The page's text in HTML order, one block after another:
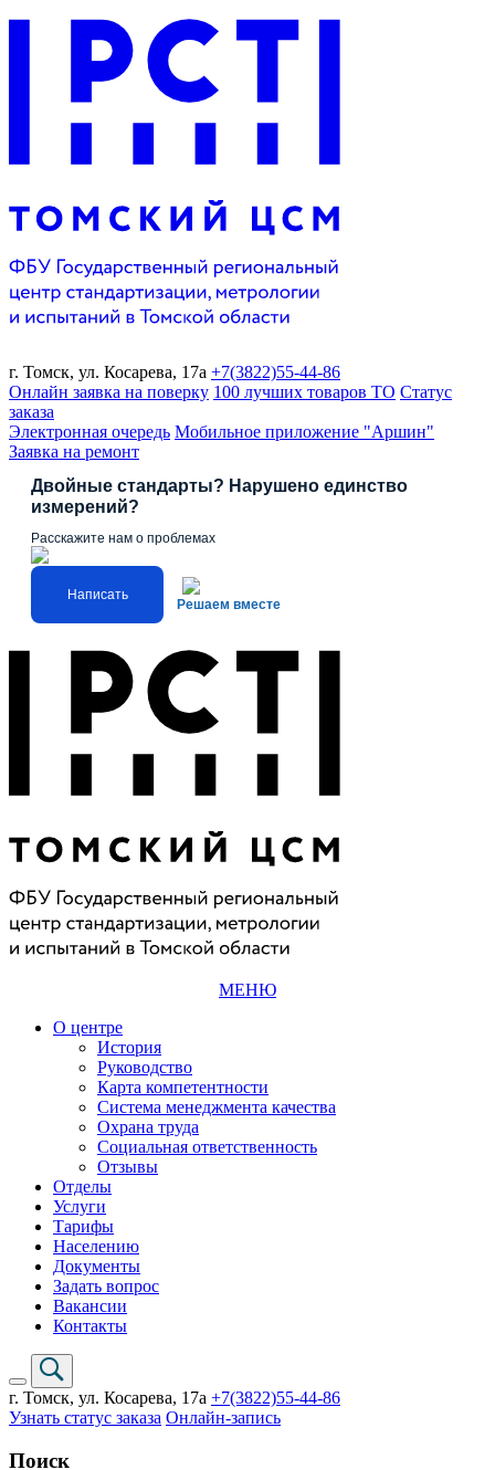
г. Томск, ул. Косарева, 17а +7(3822)55-44-86
Онлайн заявка на поверку 100 лучших товаров ТО Статус
заказа
Электронная очередь Мобильное приложение "Аршин"
Заявка на ремонт
Двойные стандарты? Нарушено единство
измерений?
Расскажите нам о проблемах
Написать
Решаем вместе
МЕНЮ
О центре
История
Руководство
Карта компетентности
Система менеджмента качества
Охрана труда
Социальная ответственность
Отзывы
Отделы
Услуги
Тарифы
Населению
Документы
Задать вопрос
Вакансии
Контакты
г. Томск, ул. Косарева, 17а +7(3822)55-44-86
Узнать статус заказа Онлайн-запись
Поиск